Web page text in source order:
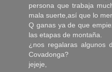
persona que trabaja
mala suerte,así que lo
Q ganas ya de que
las etapas de montaña.
¿nos regalaras algunos
Covadonga?
jejeje,